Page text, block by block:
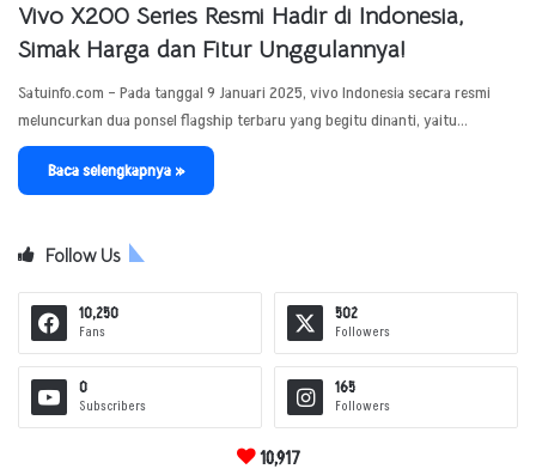
Vivo X200 Series Resmi Hadir di Indonesia,
Simak Harga dan Fitur Unggulannya!
Satuinfo.com – Pada tanggal 9 Januari 2025, vivo Indonesia secara resmi
meluncurkan dua ponsel flagship terbaru yang begitu dinanti, yaitu…
Baca selengkapnya »
Follow Us
10,250
Fans
502
Followers
0
Subscribers
165
Followers
10,917